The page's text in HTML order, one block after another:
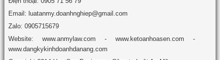
Email: luatanmy.doanhnghiep@gmail.com
Zalo: 0905715679
Website: www.anmylaw.com - www.ketoanhoasen.com -
www.dangkykinhdoanhdanang.com